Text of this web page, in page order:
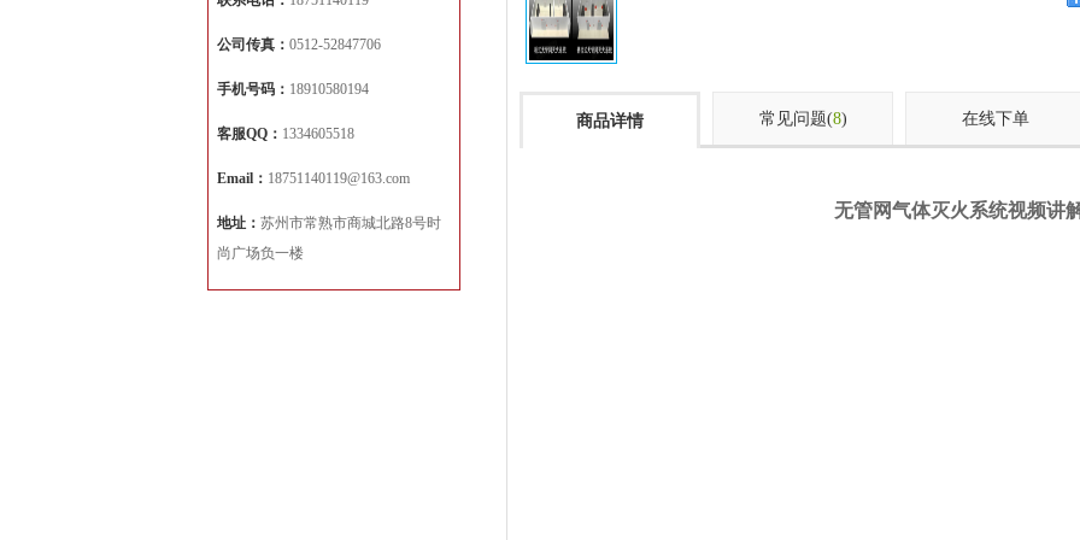
商品详情 常见问题(8) 在线下单
无管网气体灭火系统视频讲
公司传真： 0512-52847706
手机号码： 18910580194
客服QQ： 1334605518
Email： 18751140119@163.com
地址： 苏州市常熟市商城北路8号时
尚广场负一楼